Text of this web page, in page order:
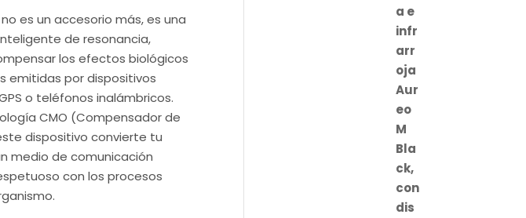
no es un accesorio más, es una
de resonancia,
los efectos biológicos
emitidas por dispositivos
o teléfonos inalámbricos.
CMO (Compensador de
dispositivo convierte tu
medio de comunicación
con los procesos